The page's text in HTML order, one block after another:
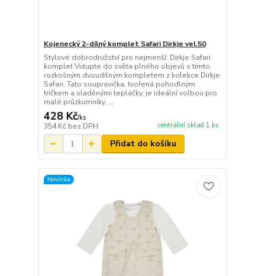
Kojenecký 2-dílný komplet Safari Dirkje vel.50
Stylové dobrodružství pro nejmenší: Dirkje Safari
komplet Vstupte do světa plného objevů s tímto
rozkošným dvoudílným kompletem z kolekce Dirkje
Safari. Tato soupravička, tvořená pohodlným
tričkem a sladěnými tepláčky, je ideální volbou pro
malé průzkumníky, ...
428 Kč/ks
354 Kč bez DPH centrální sklad 1 ks
Přidat do košíku
Novinka